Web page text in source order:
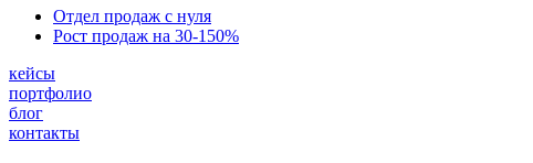
Отдел продаж с нуля
Рост продаж на 30-150%
кейсы
портфолио
блог
контакты